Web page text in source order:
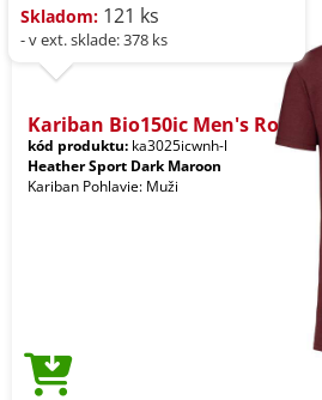
Skladom: 121 ks
- v ext. sklade: 378 ks
Kariban Bio150ic Men's Ro
kód produktu: ka3025icwnh-l
Heather Sport Dark Maroon
Kariban Pohlavie: Muži